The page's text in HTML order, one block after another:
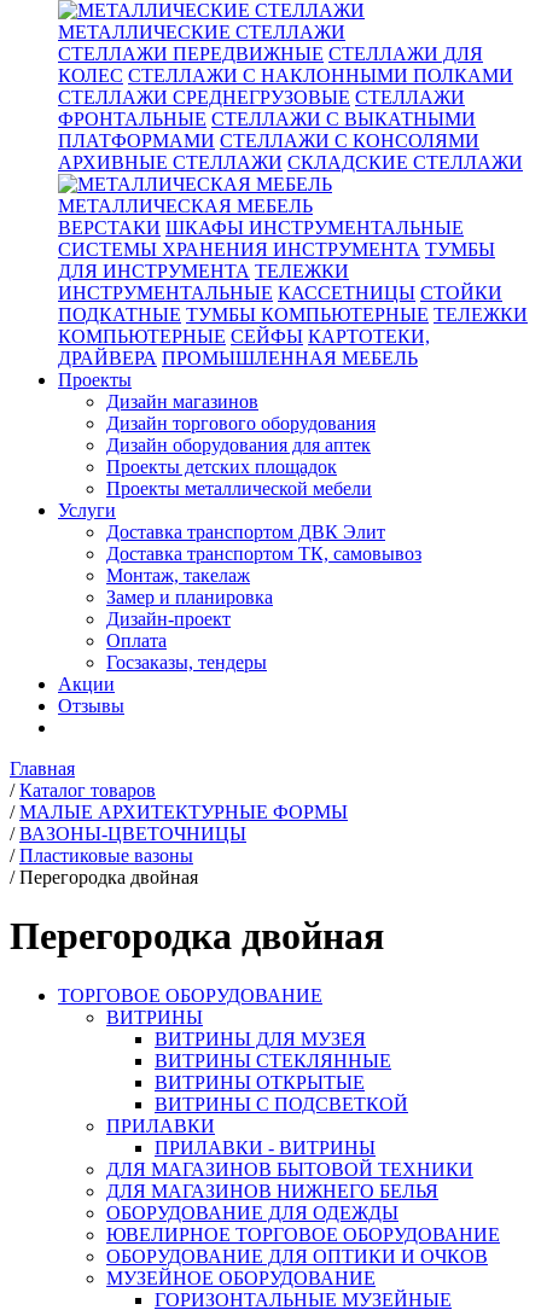
МЕТАЛЛИЧЕСКИЕ СТЕЛЛАЖИ
СТЕЛЛАЖИ ПЕРЕДВИЖНЫЕ СТЕЛЛАЖИ ДЛЯ
КОЛЕС СТЕЛЛАЖИ С НАКЛОННЫМИ ПОЛКАМИ
СТЕЛЛАЖИ СРЕДНЕГРУЗОВЫЕ СТЕЛЛАЖИ
ФРОНТАЛЬНЫЕ СТЕЛЛАЖИ С ВЫКАТНЫМИ
ПЛАТФОРМАМИ СТЕЛЛАЖИ С КОНСОЛЯМИ
АРХИВНЫЕ СТЕЛЛАЖИ СКЛАДСКИЕ СТЕЛЛАЖИ
МЕТАЛЛИЧЕСКАЯ МЕБЕЛЬ
ВЕРСТАКИ ШКАФЫ ИНСТРУМЕНТАЛЬНЫЕ
СИСТЕМЫ ХРАНЕНИЯ ИНСТРУМЕНТА ТУМБЫ
ДЛЯ ИНСТРУМЕНТА ТЕЛЕЖКИ
ИНСТРУМЕНТАЛЬНЫЕ КАССЕТНИЦЫ СТОЙКИ
ПОДКАТНЫЕ ТУМБЫ КОМПЬЮТЕРНЫЕ ТЕЛЕЖКИ
КОМПЬЮТЕРНЫЕ СЕЙФЫ КАРТОТЕКИ,
ДРАЙВЕРА ПРОМЫШЛЕННАЯ МЕБЕЛЬ
Проекты
Дизайн магазинов
Дизайн торгового оборудования
Дизайн оборудования для аптек
Проекты детских площадок
Проекты металлической мебели
Услуги
Доставка транспортом ДВК Элит
Доставка транспортом ТК, самовывоз
Монтаж, такелаж
Замер и планировка
Дизайн-проект
Оплата
Госзаказы, тендеры
Акции
Отзывы
Главная
/ Каталог товаров
/ МАЛЫЕ АРХИТЕКТУРНЫЕ ФОРМЫ
/ ВАЗОНЫ-ЦВЕТОЧНИЦЫ
/ Пластиковые вазоны
/ Перегородка двойная
Перегородка двойная
ТОРГОВОЕ ОБОРУДОВАНИЕ
ВИТРИНЫ
ВИТРИНЫ ДЛЯ МУЗЕЯ
ВИТРИНЫ СТЕКЛЯННЫЕ
ВИТРИНЫ ОТКРЫТЫЕ
ВИТРИНЫ С ПОДСВЕТКОЙ
ПРИЛАВКИ
ПРИЛАВКИ - ВИТРИНЫ
ДЛЯ МАГАЗИНОВ БЫТОВОЙ ТЕХНИКИ
ДЛЯ МАГАЗИНОВ НИЖНЕГО БЕЛЬЯ
ОБОРУДОВАНИЕ ДЛЯ ОДЕЖДЫ
ЮВЕЛИРНОЕ ТОРГОВОЕ ОБОРУДОВАНИЕ
ОБОРУДОВАНИЕ ДЛЯ ОПТИКИ И ОЧКОВ
МУЗЕЙНОЕ ОБОРУДОВАНИЕ
ГОРИЗОНТАЛЬНЫЕ МУЗЕЙНЫЕ